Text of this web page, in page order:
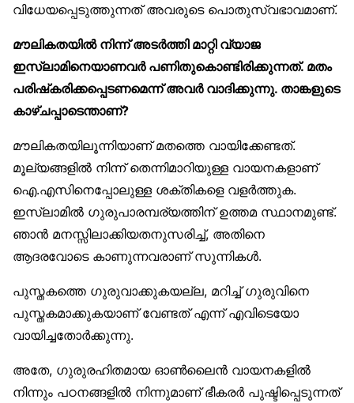
വിധേയപ്പെടുത്തുന്നത് അവരുടെ പൊതുസ്വഭാവമാണ്.
മൗലികതയിൽ നിന്ന് അടർത്തി മാറ്റി വ്യാജ
ഇസ്‌ലാമിനെയാണവർ പണിതുകൊണ്ടിരിക്കുന്നത്. മതം
പരിഷ്‌കരിക്കപ്പെടണമെന്ന് അവർ വാദിക്കുന്നു. താങ്കളുടെ
കാഴ്ചപ്പാടെന്താണ്?
മൗലികതയിലൂന്നിയാണ് മതത്തെ വായിക്കേണ്ടത്.
മൂല്യങ്ങളിൽ നിന്ന് തെന്നിമാറിയുള്ള വായനകളാണ്
ഐ.എസിനെപ്പോലുള്ള ശക്തികളെ വളർത്തുക.
ഇസ്‌ലാമിൽ ഗുരുപാരമ്പര്യത്തിന് ഉത്തമ സ്ഥാനമുണ്ട്.
ഞാൻ മനസ്സിലാക്കിയതനുസരിച്ച്, അതിനെ
ആദരവോടെ കാണുന്നവരാണ് സുന്നികൾ.
പുസ്തകത്തെ ഗുരുവാക്കുകയല്ല, മറിച്ച് ഗുരുവിനെ
പുസ്തകമാക്കുകയാണ് വേണ്ടത് എന്ന് എവിടെയോ
വായിച്ചതോർക്കുന്നു.
അതേ, ഗുരുരഹിതമായ ഓൺലൈൻ വായനകളിൽ
നിന്നും പഠനങ്ങളിൽ നിന്നുമാണ് ഭീകരർ പുഷ്ടിപ്പെടുന്നത്